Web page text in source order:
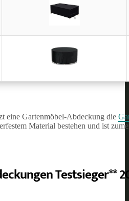
eine Gartenmöbel-Abdeckung die
Material bestehen und ist
Testsieger**